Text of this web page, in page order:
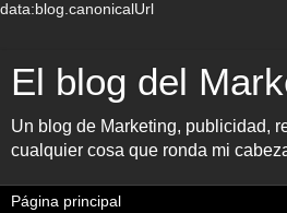
data:blog.canonicalUrl
El blog del
Un blog de Marketing, publicidad,
cualquier cosa que ronda mi